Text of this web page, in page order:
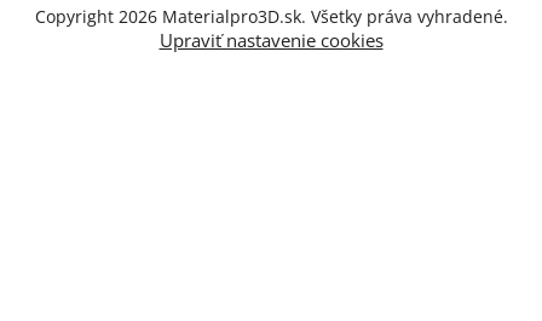
Copyright 2026 Materialpro3D.sk. Všetky práva vyhradené.
Upraviť nastavenie cookies